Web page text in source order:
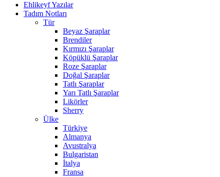
Ehlikeyf Yazılar
Tadım Notları
Tür
Beyaz Şaraplar
Brendiler
Kırmızı Şaraplar
Köpüklü Şaraplar
Roze Şaraplar
Doğal Şaraplar
Tatlı Şaraplar
Yarı Tatlı Şaraplar
Likörler
Sherry
Ülke
Türkiye
Almanya
Avustralya
Bulgaristan
İtalya
Fransa